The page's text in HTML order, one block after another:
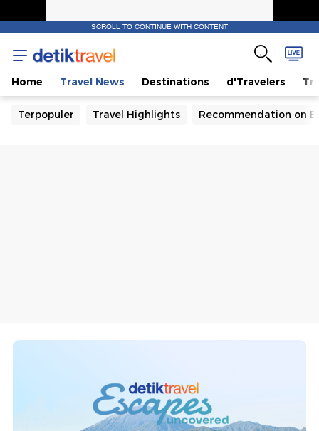
SCROLL TO CONTINUE WITH CONTENT
Home Travel News Destinations d'Travelers
Terpopuler Travel Highlights Recommendation on